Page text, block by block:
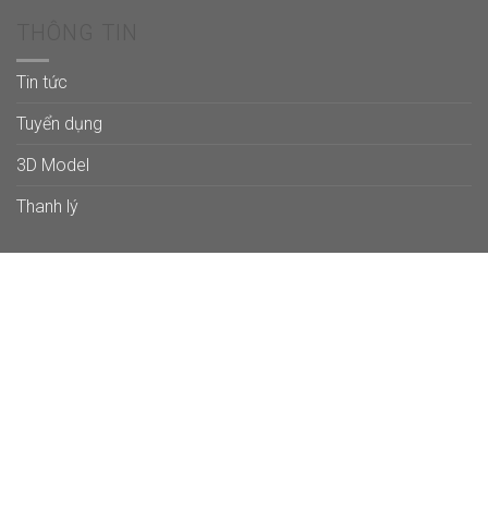
Tin tức
Tuyển dụng
3D Model
Thanh lý